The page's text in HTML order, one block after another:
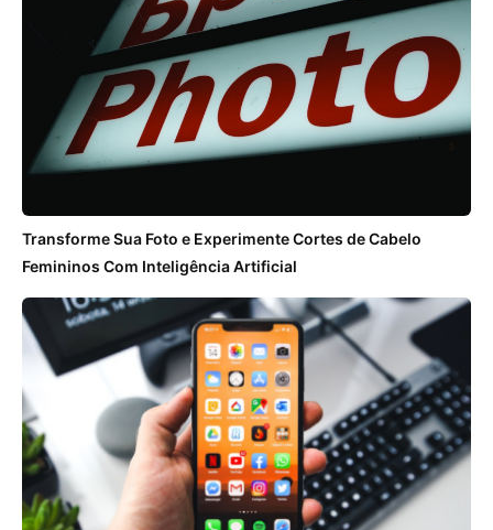
Transforme Sua Foto e Experimente Cortes de Cabelo
Femininos Com Inteligência Artificial